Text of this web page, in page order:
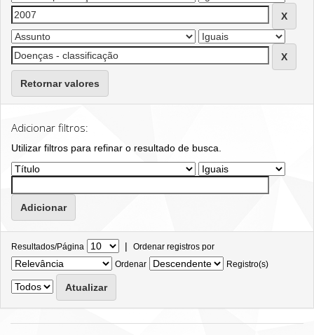
Retornar valores
Adicionar filtros:
Utilizar filtros para refinar o resultado de busca.
Resultados/Página | Ordenar registros por
Ordenar
Registro(s)